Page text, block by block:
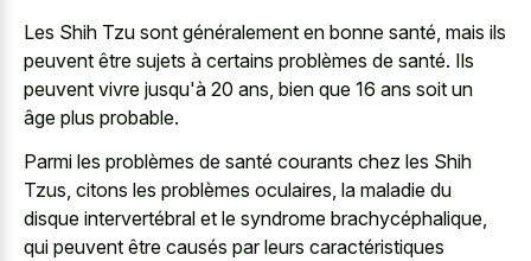
Les Shih Tzu sont généralement en bonne santé, mais ils
peuvent être sujets à certains problèmes de santé. Ils
peuvent vivre jusqu'à 20 ans, bien que 16 ans soit un
âge plus probable.
Parmi les problèmes de santé courants chez les Shih
Tzus, citons les problèmes oculaires, la maladie du
disque intervertébral et le syndrome brachycéphalique,
qui peuvent être causés par leurs caractéristiques